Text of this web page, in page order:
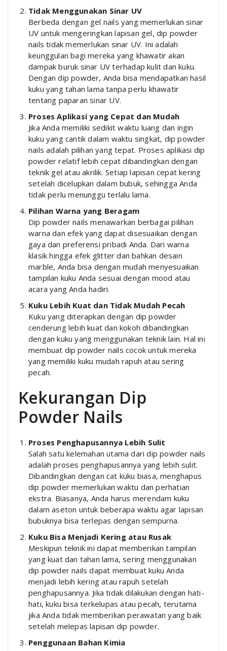
Tidak Menggunakan Sinar UV
Berbeda dengan gel nails yang memerlukan sinar
UV untuk mengeringkan lapisan gel, dip powder
nails tidak memerlukan sinar UV. Ini adalah
keunggulan bagi mereka yang khawatir akan
dampak buruk sinar UV terhadap kulit dan kuku.
Dengan dip powder, Anda bisa mendapatkan hasil
kuku yang tahan lama tanpa perlu khawatir
tentang paparan sinar UV.
Proses Aplikasi yang Cepat dan Mudah
Jika Anda memiliki sedikit waktu luang dan ingin
kuku yang cantik dalam waktu singkat, dip powder
nails adalah pilihan yang tepat. Proses aplikasi dip
powder relatif lebih cepat dibandingkan dengan
teknik gel atau akrilik. Setiap lapisan cepat kering
setelah dicelupkan dalam bubuk, sehingga Anda
tidak perlu menunggu terlalu lama.
Pilihan Warna yang Beragam
Dip powder nails menawarkan berbagai pilihan
warna dan efek yang dapat disesuaikan dengan
gaya dan preferensi pribadi Anda. Dari warna
klasik hingga efek glitter dan bahkan desain
marble, Anda bisa dengan mudah menyesuaikan
tampilan kuku Anda sesuai dengan mood atau
acara yang Anda hadiri.
Kuku Lebih Kuat dan Tidak Mudah Pecah
Kuku yang diterapkan dengan dip powder
cenderung lebih kuat dan kokoh dibandingkan
dengan kuku yang menggunakan teknik lain. Hal ini
membuat dip powder nails cocok untuk mereka
yang memiliki kuku mudah rapuh atau sering
pecah.
Kekurangan Dip
Powder Nails
Proses Penghapusannya Lebih Sulit
Salah satu kelemahan utama dari dip powder nails
adalah proses penghapusannya yang lebih sulit.
Dibandingkan dengan cat kuku biasa, menghapus
dip powder memerlukan waktu dan perhatian
ekstra. Biasanya, Anda harus merendam kuku
dalam aseton untuk beberapa waktu agar lapisan
bubuknya bisa terlepas dengan sempurna.
Kuku Bisa Menjadi Kering atau Rusak
Meskipun teknik ini dapat memberikan tampilan
yang kuat dan tahan lama, sering menggunakan
dip powder nails dapat membuat kuku Anda
menjadi lebih kering atau rapuh setelah
penghapusannya. Jika tidak dilakukan dengan hati-
hati, kuku bisa terkelupas atau pecah, terutama
jika Anda tidak memberikan perawatan yang baik
setelah melepas lapisan dip powder.
Penggunaan Bahan Kimia